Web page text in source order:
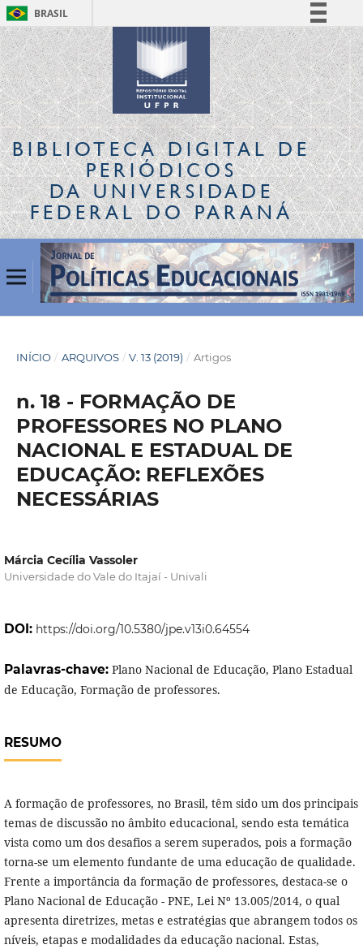
BRASIL
Simplifique!
Comunica BR
Participe
Acesso à informação
Legislação
Canais
BIBLIOTECA DIGITALDE
PERIÓDICOS
DA UNIVERSIDADE
FEDERAL DO PARANÁ
INÍCIO / ARQUIVOS / V. 13 (2019) / Artigos
n. 18 - FORMAÇÃO DE
PROFESSORES NO PLANO
NACIONAL E ESTADUAL DE
EDUCAÇÃO: REFLEXÕES
NECESSÁRIAS
Márcia Cecília Vassoler
Universidade do Vale do Itajaí - Univali
DOI: https://doi.org/10.5380/jpe.v13i0.64554
Palavras-chave: Plano Nacional de Educação, Plano Estadual
de Educação, Formação de professores.
RESUMO
A formação de professores, no Brasil, têm sido um dos principais
temas de discussão no âmbito educacional, sendo esta temática
vista como um dos desafios a serem superados, pois a formação
torna-se um elemento fundante de uma educação de qualidade.
Frente a importância da formação de professores, destaca-se o
Plano Nacional de Educação - PNE, Lei Nº 13.005/2014, o qual
apresenta diretrizes, metas e estratégias que abrangem todos os
níveis, etapas e modalidades da educação nacional. Estas,